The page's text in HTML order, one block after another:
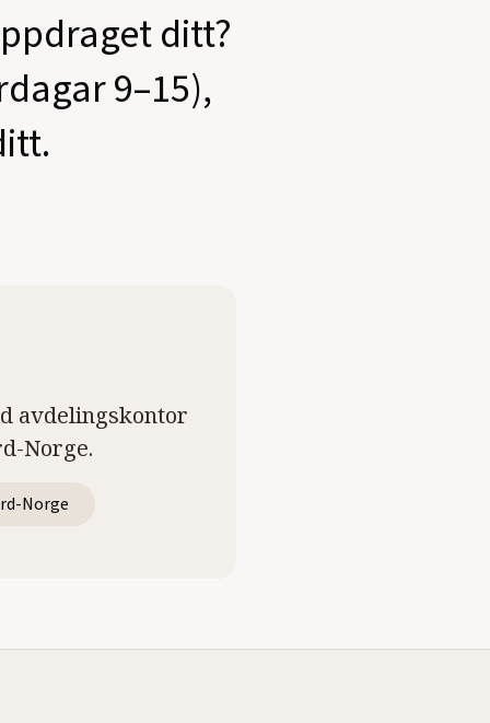
ditt?
9–15),
avdelingskontor
Norge.
Norge